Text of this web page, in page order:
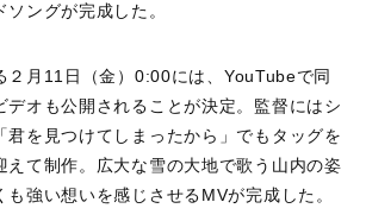
ングが完成した。
２月11日（金）0:00には、YouTubeで同
デオも公開されることが決定。監督にはシ
君を見つけてしまったから」でもタッグを
えて制作。広大な雪の大地で歌う山内の姿
強い想いを感じさせるMVが完成した。